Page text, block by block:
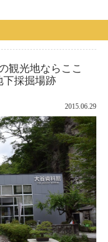
観光地ならここ
下採掘場跡
2015.06.29